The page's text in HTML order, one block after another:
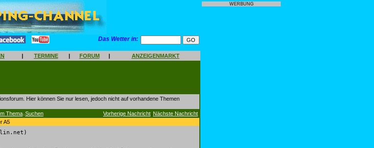
Das Wetter in:
| TERMINE | FORUM | ANZEIGENMARKT
Hier können Sie nur lesen, jedoch nicht auf vorhandene Themen
Thema | Suchen Vorherige Nachricht | Nächste Nachricht
A5
WERBUNG